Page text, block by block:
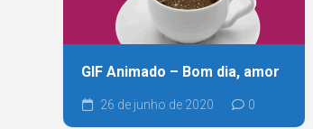
GIF Animado – Bom dia, amor
26 de junho de 2020 0